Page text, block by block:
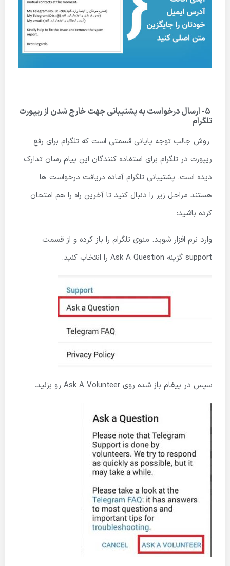
5- ارسال درخواست به پشتیبانی جهت خارج شدن از ریپورت
تلگرام
روش جالب توجه پایانی قسمتی است که تلگرام برای رفع
ریپورت در تلگرام برای استفاده کنندگان این پیام رسان تدارک
دیده است. پشتیبانی تلگرام آماده دریافت درخواست ها
هستند مراحل زیر را دنبال کنید تا آخرین راه را هم امتحان
کرده باشید:
وارد نرم افزار شوید. منوی تلگرام را باز کرده و از قسمت
support گزینه Ask A Question را انتخاب کنید.
سپس در پیغام باز شده روی Ask A Volunteer رو بزنید.